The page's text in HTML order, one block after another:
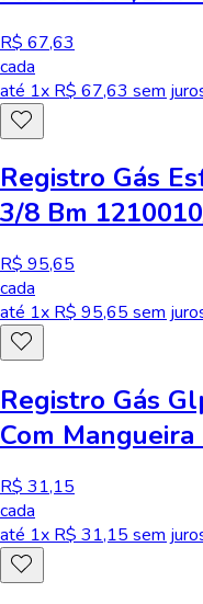
R$ 67,63
cada
até 1x R$ 67,63 sem
Registro Gás
3/8 Bm
R$ 95,65
cada
até 1x R$ 95,65 sem
Registro Gás
Com
R$ 31,15
cada
até 1x R$ 31,15 sem